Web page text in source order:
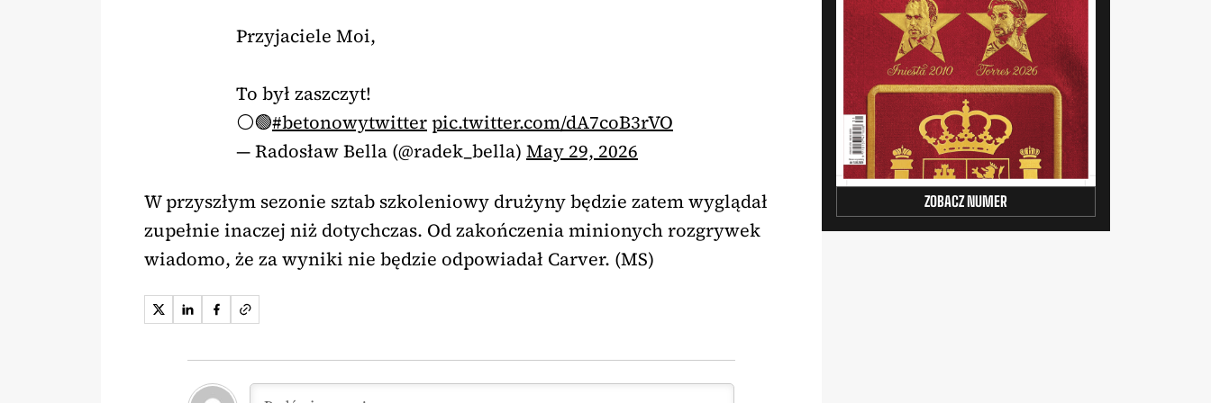
Przyjaciele Moi,
To był zaszczyt!
⚪🟢#betonowytwitterpic.twitter.com/dA7coB3rVO
— Radosław Bella (@radek_bella) May 29, 2026
W przyszłym sezonie sztab szkoleniowy drużyny będzie zatem wyglądał
zupełnie inaczej niż dotychczas. Od zakończenia minionych rozgrywek
wiadomo, że za wyniki nie będzie odpowiadał Carver. (MS)
ZOBACZ NUMER